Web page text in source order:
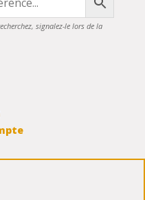
signalez-le lors de la